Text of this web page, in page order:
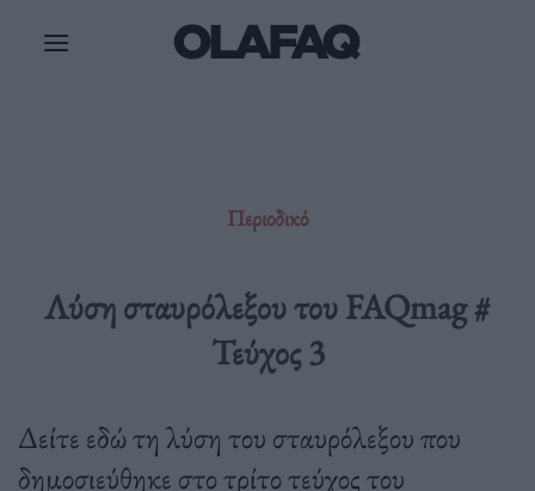
Περιοδικό
Λύση σταυρόλεξου του FAQmag #
Τεύχος 3
Δείτε εδώ τη λύση του σταυρόλεξου που
δημοσιεύθηκε στο τρίτο τεύχος του